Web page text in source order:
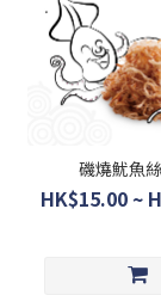
磯燒魷魚
HK$15.00 ~